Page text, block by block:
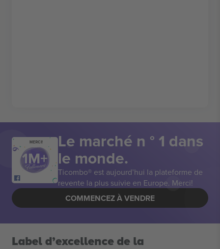
MERCI! Le marché n ° 1 dans
le monde.
Ticombo® est aujourd’hui la plateforme de
revente la plus suivie en Europe. Merci!
COMMENCEZ À VENDRE
Label d’excellence de la